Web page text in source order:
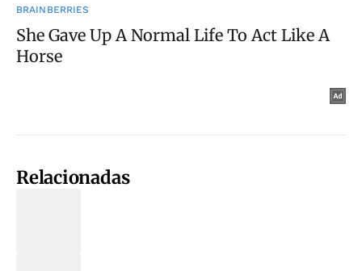
Relacionadas